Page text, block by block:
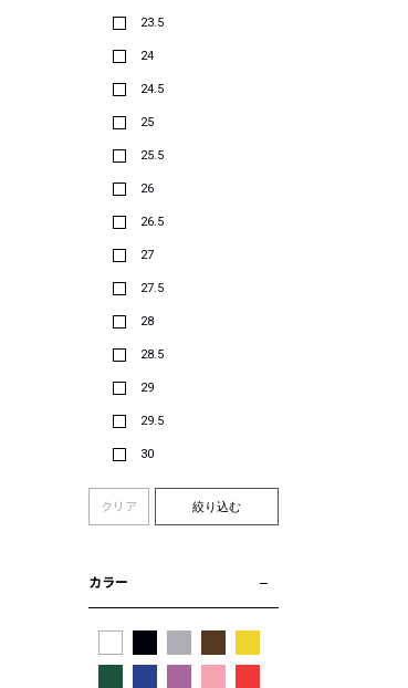
23.5
24
24.5
25
25.5
26
26.5
27
27.5
28
28.5
29
29.5
30
クリア 絞り込む
カラー